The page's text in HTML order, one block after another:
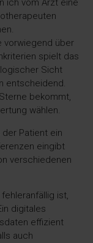
ich vom Arzt eine
vorwiegend über
spielt das
Sicht
entscheidend.
bekommt,
wählen.
Patient ein
eingibt
verschiedenen
ist,
digitales
effizient
auch